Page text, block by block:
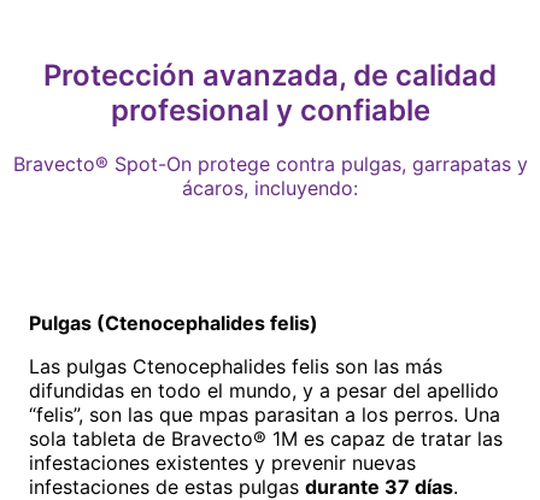
Protección avanzada, de calidad
profesional y confiable
Bravecto® Spot-On protege contra pulgas, garrapatas y
ácaros, incluyendo:
Pulgas (Ctenocephalides felis)
Las pulgas Ctenocephalides felis son las más
difundidas en todo el mundo, y a pesar del apellido
“felis”, son las que mpas parasitan a los perros. Una
sola tableta de Bravecto® 1M es capaz de tratar las
infestaciones existentes y prevenir nuevas
infestaciones de estas pulgas durante 37 días.